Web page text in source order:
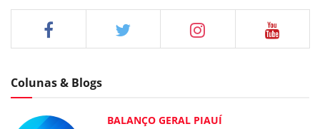
Colunas & Blogs
BALANÇO GERAL PIAUÍ